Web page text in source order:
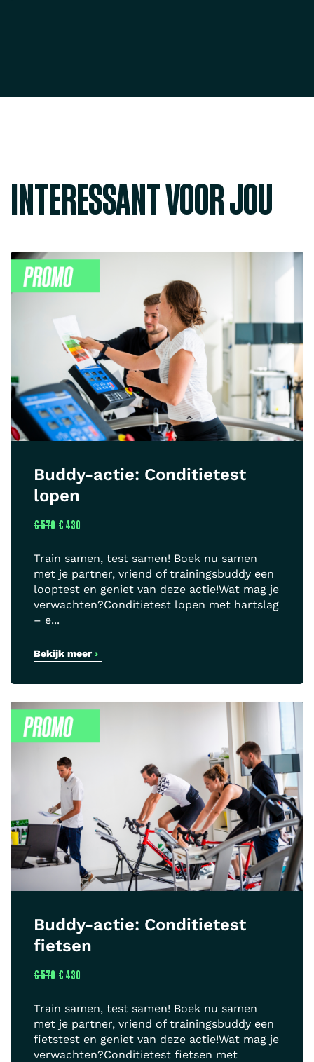
INTERESSANT VOOR JOU
Buddy-actie: Conditietest
lopen
€ 570 € 430
Train samen, test samen! Boek nu samen
met je partner, vriend of trainingsbuddy een
looptest en geniet van deze actie!Wat mag je
verwachten?Conditietest lopen met hartslag
– e...
Bekijk meer ›
Buddy-actie: Conditietest
fietsen
€ 570 € 430
Train samen, test samen! Boek nu samen
met je partner, vriend of trainingsbuddy een
fietstest en geniet van deze actie!Wat mag je
verwachten?Conditietest fietsen met